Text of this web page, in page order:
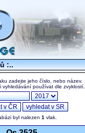
:..
zadejte jeho číslo, nebo název.
vyhledávání používat dle zvyklostí.
byl nalezen 1 vlak.